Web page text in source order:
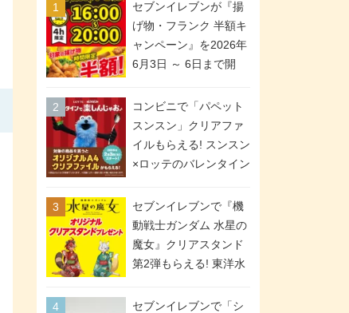
セブンイレブンが『揚
げ物・フランク 半額キ
ャンペーン』を2026年
6月3日 ～ 6日まで開
などが「揚げ物スーパ
ーセール」でお得に! 各
日16:00 ～ 20:00の4時
間限定で実施。ななチ
メリカンドッグが税抜
き69円!
コンビニで「パペット
スンスン」クリアファ
イルもらえる! スンスン
×ロッテのバレンタイン
スタート。セブン、フ
ァミマ、ローソンの3社
で異なるデザイン＆対
象商品
セブンイレブンで『機
動戦士ガンダム 水星の
魔女』クリアスタンド
第2弾もらえる! 東洋水
ペーンが2026年5月26
セブンイレブンで「シ